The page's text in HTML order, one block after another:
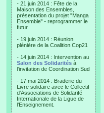
- 21 juin 2014 : Fête de la
Maison des Ensembles,
présentation du projet "Manga
Ensemble" - reprogrammer le
futur.
- 19 juin 2014 : Réunion
plénière de la Coalition Cop21
- 14 juin 2014 : Intervention au
Salon des Solidarités à
l'invitation de Coordination Sud
- 17 mai 2014 : Braderie du
Livre solidaire avec le Collectif
d'Associations de Solidarité
Internationale de la Ligue de
l'Enseignement.